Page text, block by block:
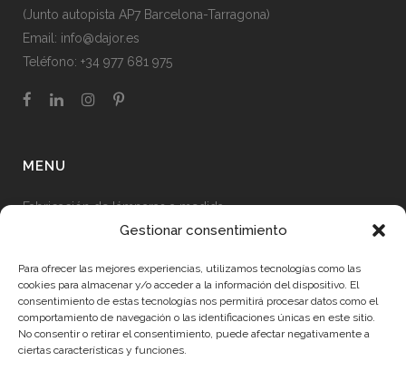
Gestionar consentimiento
Para ofrecer las mejores experiencias, utilizamos tecnologías como las
cookies para almacenar y/o acceder a la información del dispositivo. El
consentimiento de estas tecnologías nos permitirá procesar datos como el
comportamiento de navegación o las identificaciones únicas en este sitio.
No consentir o retirar el consentimiento, puede afectar negativamente a
ciertas características y funciones.
(Junto autopista AP7 Barcelona-Tarragona)
Email: info@dajor.es
Teléfono: +34 977 681 975
MENU
Fabricación de lámparas a medida
Iluminación para franquicias
Shop Online
Lámparas a medida de gran tamaño